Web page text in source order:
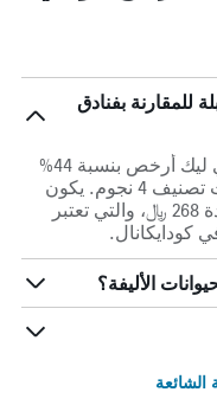
للمقارنة بفنادق
متوسط سعر الليلة في ستيرلينج كوداي ليك أرخص بنسبة 44%
عن الوسطي في كودايكانال لفنادق ذات تصنيف 4 نجوم. يكون
سعر الليلة في ستيرلينج كوداي ليك عادة 268 ﷼، والتي تعتبر
كودايكانال.
الأليفة؟